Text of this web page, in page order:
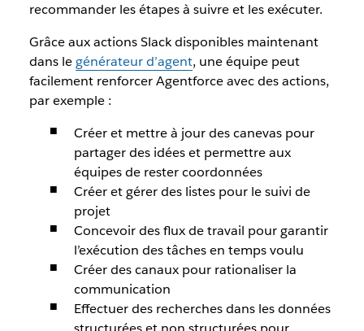
recommander les étapes à suivre et les exécuter.
Grâce aux actions Slack disponibles maintenant
dans legénérateur d’agent, une équipe peut
facilement renforcer Agentforce avec des actions,
par exemple :
Créer et mettre à jour des canevas pour
partager des idées et permettre aux
équipes de rester coordonnées
Créer et gérer des listes pour le suivi de
projet
Concevoir des flux de travail pour garantir
l’exécution des tâches en temps voulu
Créer des canaux pour rationaliser la
communication
Effectuer des recherches dans les données